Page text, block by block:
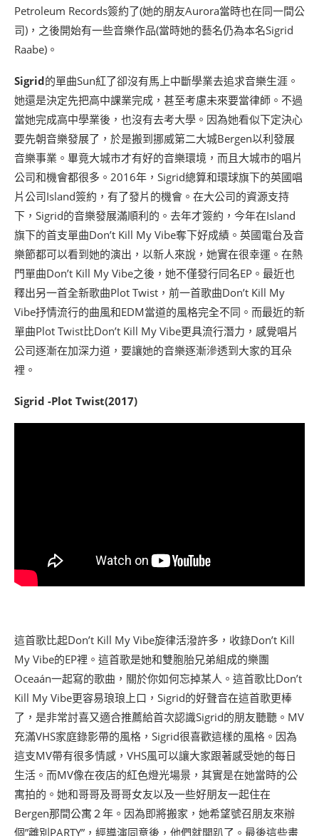
Petroleum Records簽約了(她的朋友Aurora當時也在同一間公
司)，之後開始有一些音樂作品(當時她的藝名仍為本名Sigrid
Raabe)。
Sigrid的單曲Sun紅了卻沒有馬上中斷學業去追求音樂生涯。
她還是決定先把高中課業完成，甚至考慮未來要當律師。不過
當她完成高中學業後，也沒有去考大學。因為她看似下定決心
要先朝音樂發展了，於是搬到挪威第二大城Bergen以利發展
音樂事業。畢竟大城市才有好的音樂環境，而且大城市的唱片
公司和機會都很多。2016年，Sigrid總算和環球旗下的英國唱
片公司Island簽約，有了發片的機會。在大公司的資源支持
下，Sigrid的音樂發展滿順利的。去年才簽約，今年在Island
旗下的首支單曲Don’t Kill My Vibe奪下好成績。英國電台及音
樂節都可以看到她的演出，以新人來說，她實在很幸運。在熱
門單曲Don’t Kill My Vibe之後，她不僅發行同名EP。最近也
釋出另一首全新歌曲Plot Twist，前一首歌曲Don’t Kill My
Vibe抒情流行的曲風和EDM當道的風格完全不同。而最近的新
單曲Plot Twist比Don’t Kill My Vibe更具流行潛力，感覺唱片
公司逐漸在加深力道，要讓她的音樂逐漸滲透到大家的耳朵
裡。
Sigrid -Plot Twist(2017)
這首歌比起Don’t Kill My Vibe旋律活潑許多，收錄Don’t Kill
My Vibe的EP裡。這首歌是她和雙胞胎兄弟組成的樂團
Oceaán一起寫的歌曲，關於你如何忘掉某人。這首歌比Don’t
Kill My Vibe更容易琅琅上口，Sigrid的好聲音在這首歌更棒
了，是非常討喜又適合推薦給首次認識Sigrid的朋友聽聽。MV
充滿VHS家庭錄影帶的風格，Sigrid很喜歡這樣的風格。因為
這支MV帶有很多情感，VHS風可以讓大家跟著感受她的每日
生活。而MV像在夜店的紅色燈光場景，其實是在她當時的公
寓拍的。她和哥哥及哥哥女友以及一些好朋友一起住在
Bergen那間公寓２年。因為即將搬家，她希望號召朋友來辦
個”離別PARTY”，經導演同意後，他們就開趴了。最後這些畫